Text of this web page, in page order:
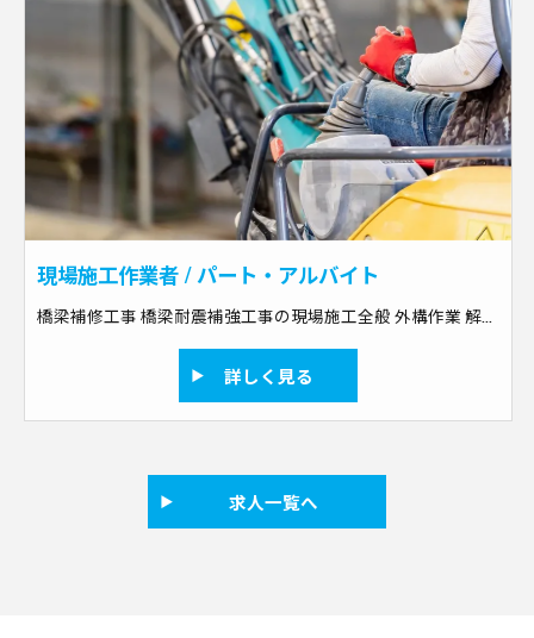
現場施工作業者 / パート・アルバイト
詳しく見る
求人一覧へ